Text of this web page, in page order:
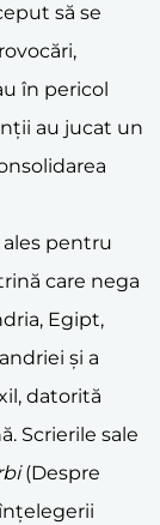
să se
în pericol
au jucat un
pentru
care nega
Egipt,
și a
datorită
Scrierile sale
(Despre